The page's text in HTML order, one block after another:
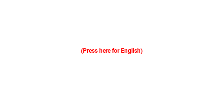
(Press here for English)